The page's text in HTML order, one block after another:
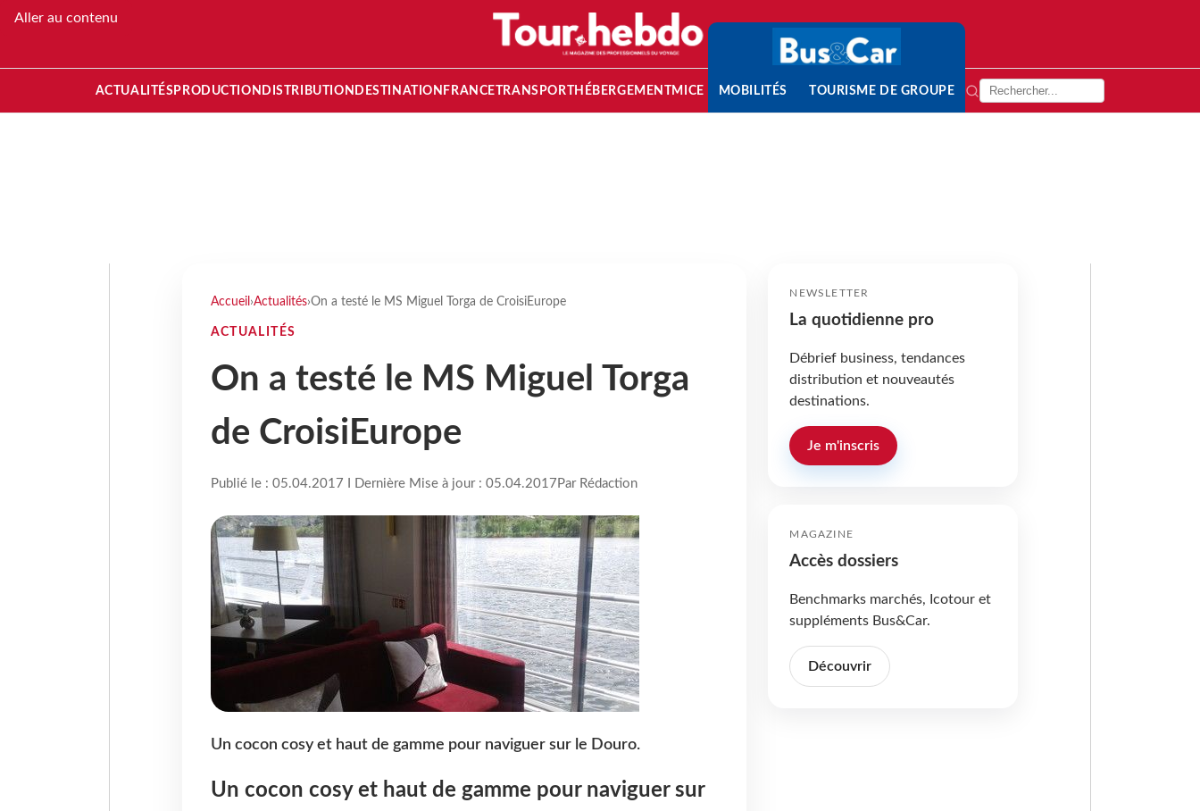
Aller au contenu
ACTUALITÉS PRODUCTION DISTRIBUTION DESTINATION FRANCETRANSPORT HÉBERGEMENTMICE MOBILITÉS TOURISME DE GROUPE
Accueil ›Actualités›On a testé le MS Miguel Torga de CroisiEurope
ACTUALITÉS
On a testé le MS Miguel Torga
de CroisiEurope
Publié le : 05.04.2017 I Dernière Mise à jour : 05.04.2017 Par Rédaction
Un cocon cosy et haut de gamme pour naviguer sur le Douro.
Un cocon cosy et haut de gamme pour naviguer sur
NEWSLETTER
La quotidienne pro
Débrief business, tendances
distribution et nouveautés
destinations.
Je m'inscris
MAGAZINE
Accès dossiers
Benchmarks marchés, Icotour et
suppléments Bus&Car.
Découvrir